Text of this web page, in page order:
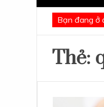
Bạn đang ở
Thẻ: